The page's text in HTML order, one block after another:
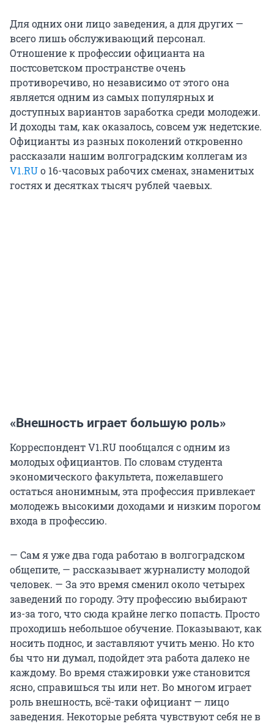
Для одних они лицо заведения, а для других —
всего лишь обслуживающий персонал.
Отношение к профессии официанта на
постсоветском пространстве очень
противоречиво, но независимо от этого она
является одним из самых популярных и
доступных вариантов заработка среди молодежи.
И доходы там, как оказалось, совсем уж недетские.
Официанты из разных поколений откровенно
рассказали нашим волгоградским коллегам из
V1.RUо 16-часовых рабочих сменах, знаменитых
гостях и десятках тысяч рублей чаевых.
«Внешность играет большую роль»
Корреспондент V1.RU пообщался с одним из
молодых официантов. По словам студента
экономического факультета, пожелавшего
остаться анонимным, эта профессия привлекает
молодежь высокими доходами и низким порогом
входа в профессию.
— Сам я уже два года работаю в волгоградском
общепите, — рассказывает журналисту молодой
человек. — За это время сменил около четырех
заведений по городу. Эту профессию выбирают
из-за того, что сюда крайне легко попасть. Просто
проходишь небольшое обучение. Показывают, как
носить поднос, и заставляют учить меню. Но кто
бы что ни думал, подойдет эта работа далеко не
каждому. Во время стажировки уже становится
ясно, справишься ты или нет. Во многом играет
роль внешность, всё-таки официант — лицо
заведения. Некоторые ребята чувствуют себя не в